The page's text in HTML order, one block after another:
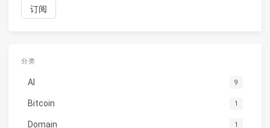
分类
AI 9
Bitcoin 1
Domain 1